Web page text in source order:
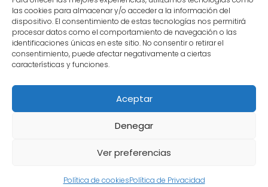
las cookies para almacenar y/o acceder a la información del
dispositivo. El consentimiento de estas tecnologías nos permitirá
procesar datos como el comportamiento de navegación o las
identificaciones únicas en este sitio. No consentir o retirar el
consentimiento, puede afectar negativamente a ciertas
características y funciones.
Aceptar
Denegar
Ver preferencias
Política de cookiesPolítica de Privacidad
Términos de Uso
Política de cookies (UE)
Avisos Legales
Política de Privacidad
puedes reclamar
Tarjetas revolving: intereses abusivos, deudas
¿Firmaste como avalista? Descubre si puedes
anular el aval y evitar responsabilidades injustas